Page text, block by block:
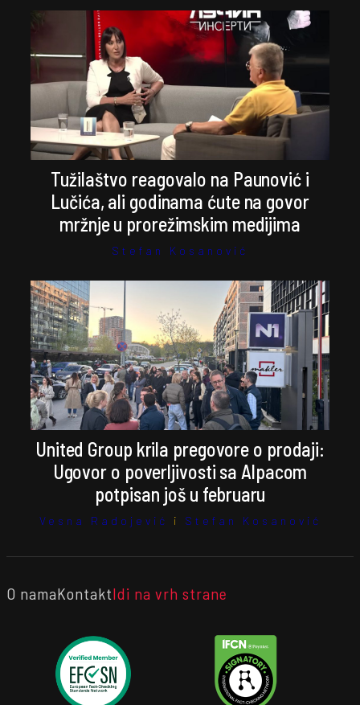
Tužilaštvo reagovalo na Paunović i
Lučića, ali godinama ćute na govor
mržnje u prorežimskim medijima
Stefan Kosanović
United Group krila pregovore o prodaji:
Ugovor o poverljivosti sa Alpacom
potpisan još u februaru
Vesna Radojević i Stefan Kosanović
O namaKontaktIdi na vrh strane